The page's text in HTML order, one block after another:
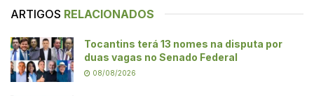
ARTIGOS RELACIONADOS
Tocantins terá 13 nomes na disputa por
duas vagas no Senado Federal
08/08/2026